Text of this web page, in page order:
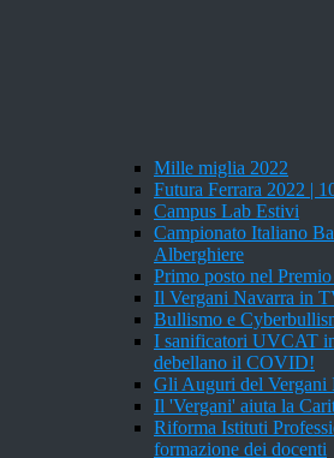
Mille miglia 2022
Futura Ferrara 2022 |
Campus Lab Estivi
Campionato Italiano
Alberghiere
Primo posto nel
Il Vergani Navarra in
Bullismo e
I sanificatori UVCAT
debellano il COVID!
Gli Auguri del Vergani
Il 'Vergani' aiuta la
Riforma Istituti
formazione dei docenti